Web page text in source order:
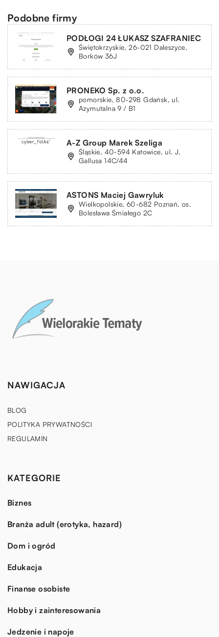
Podobne firmy
PODŁOGI 24 ŁUKASZ SZAFRANIEC
Świętokrzyskie, 26-021 Daleszyce,
Borków 36J
PRONEKO Sp. z o.o.
pomorskie, 80-298 Gdańsk, ul.
Azymutalna 9 / B1
A-Z Group Marek Szeliga
Śląskie, 40-594 Katowice, ul. J.
Gallusa 14C/44
ASTONS Maciej Gawryluk
Wielkopolskie, 60-682 Poznań, os.
Bolesława Śmiałego 2C
NAWIGACJA
BLOG
POLITYKA PRYWATNOŚCI
REGULAMIN
KATEGORIE
Biznes
Branża adult (erotyka, hazard)
Dom i ogród
Edukacja
Finanse osobiste
Hobby i zainteresowania
Jedzenie i napoje